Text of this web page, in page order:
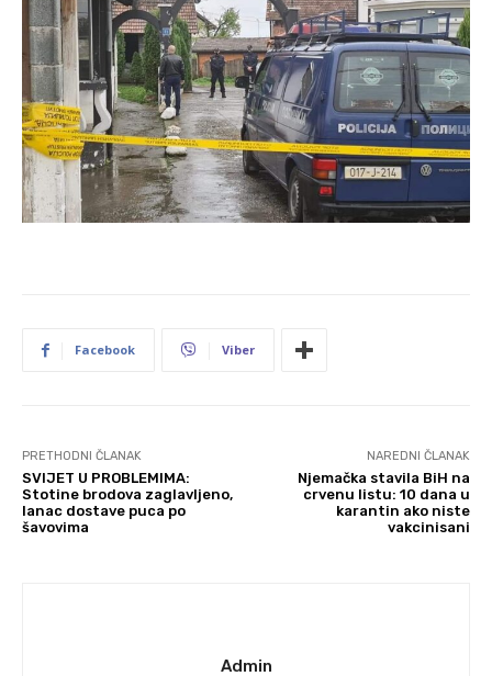
Facebook Viber
PRETHODNI ČLANAK
SVIJET U PROBLEMIMA:
Stotine brodova zaglavljeno,
lanac dostave puca po
šavovima
NAREDNI ČLANAK
Njemačka stavila BiH na
crvenu listu: 10 dana u
karantin ako niste
vakcinisani
Admin